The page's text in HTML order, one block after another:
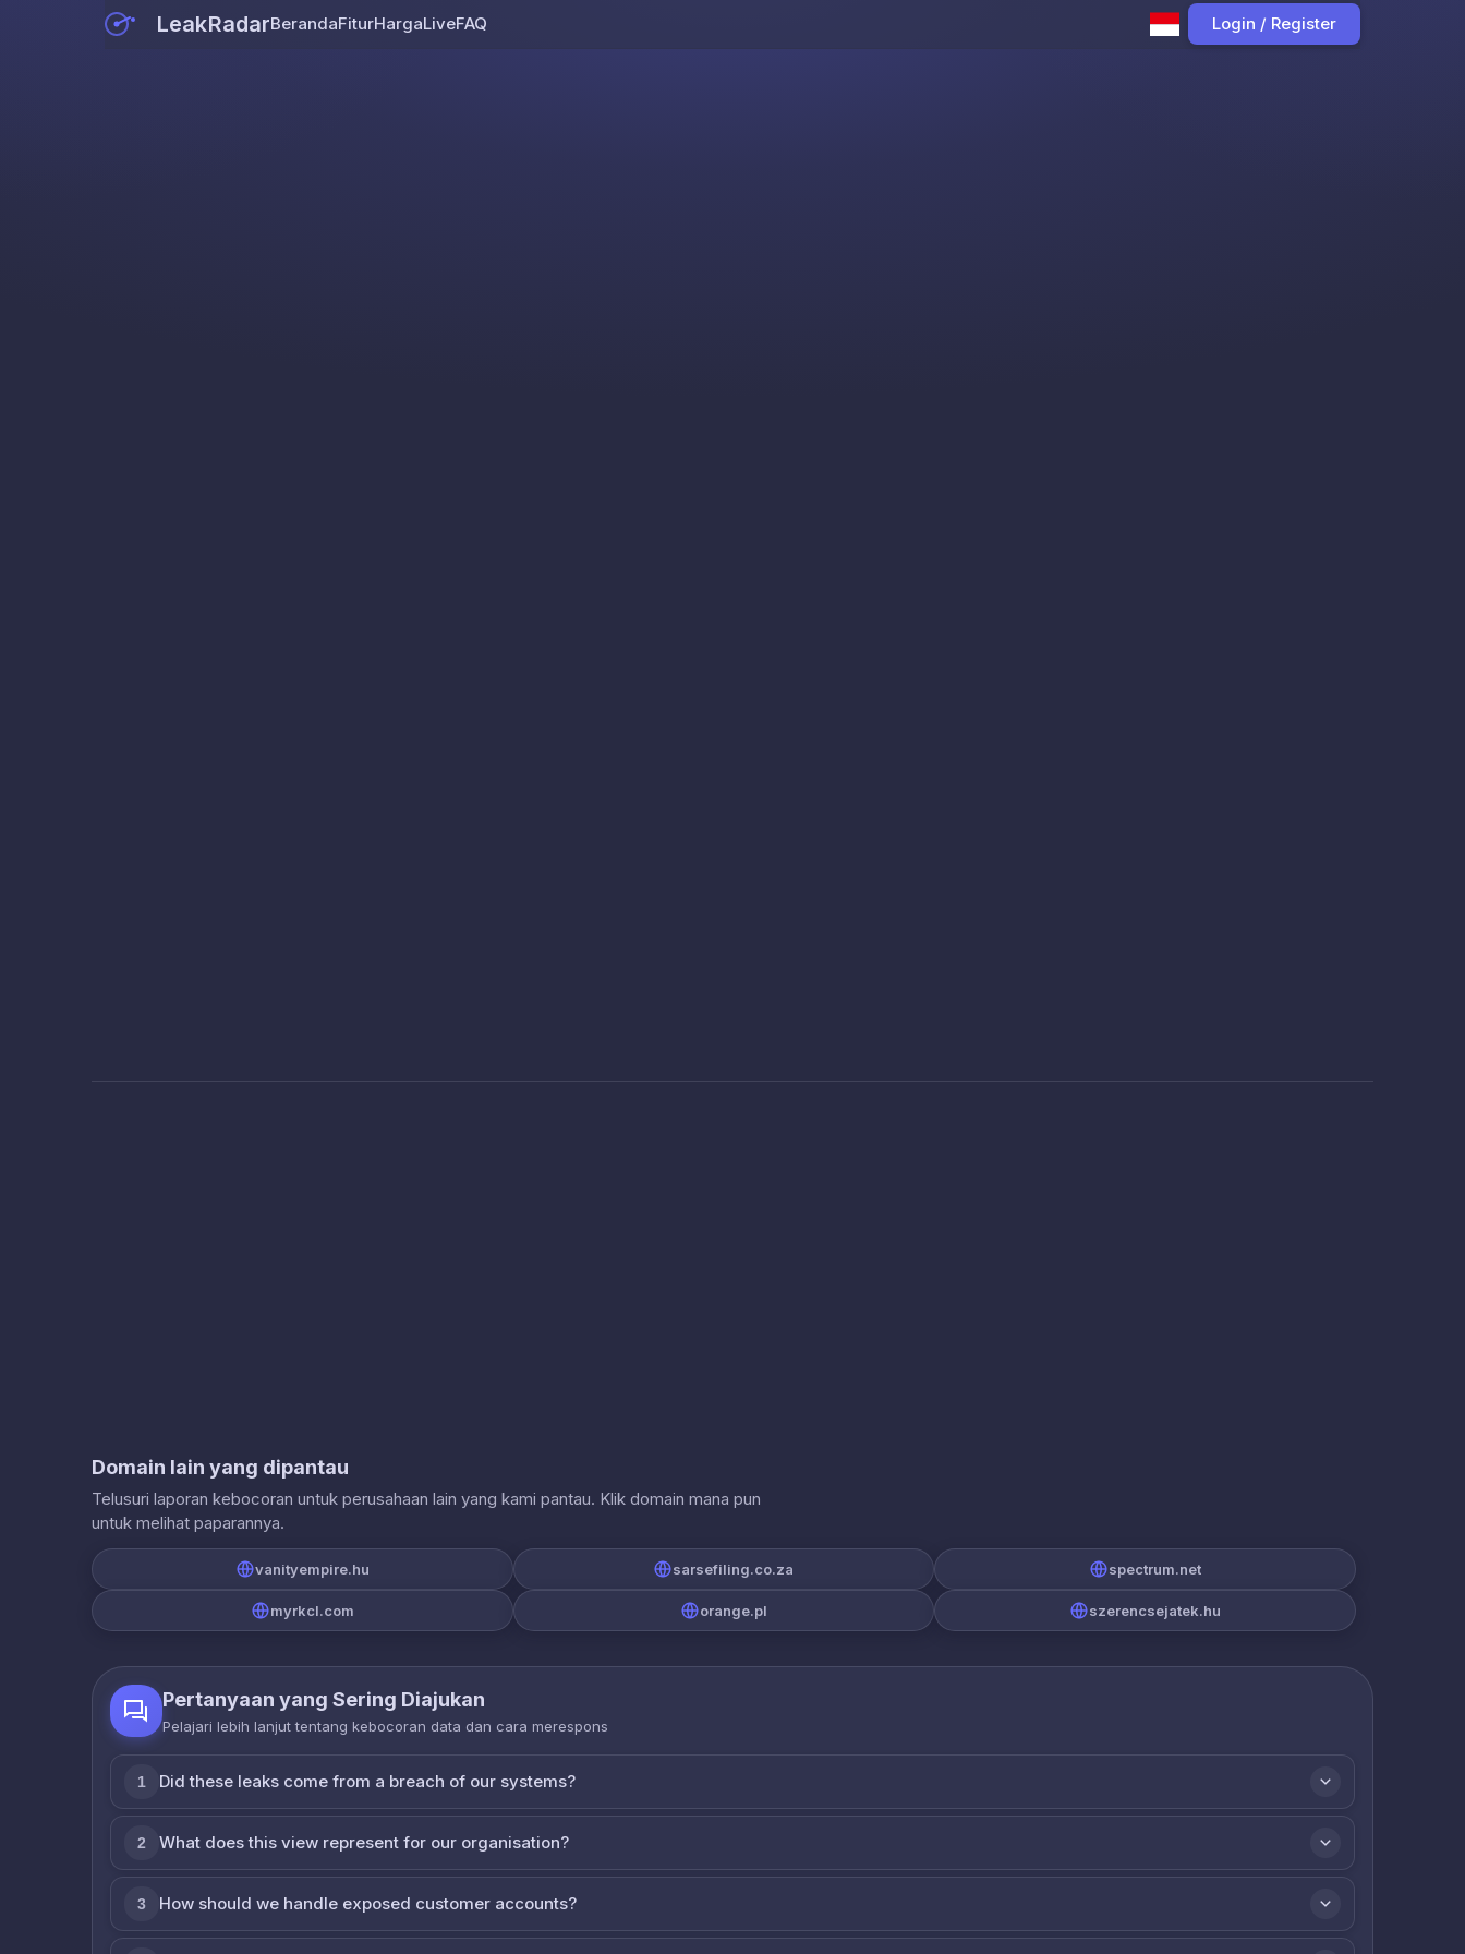
LeakRadarBerandaFiturHargaLiveFAQ Login / Register
Domain lain yang dipantau
Telusuri laporan kebocoran untuk perusahaan lain yang kami pantau. Klik domain mana pun
untuk melihat paparannya.
vanityempire.hu sarsefiling.co.za spectrum.net
myrkcl.com orange.pl szerencsejatek.hu
Pertanyaan yang Sering Diajukan
Pelajari lebih lanjut tentang kebocoran data dan cara merespons
1 Did these leaks come from a breach of our systems?
2 What does this view represent for our organisation?
3 How should we handle exposed customer accounts?